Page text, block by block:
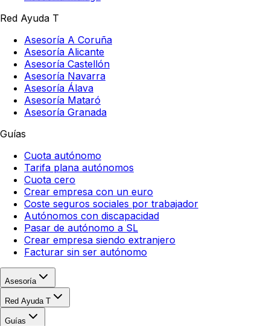
Red Ayuda T
Asesoría A Coruña
Asesoría Alicante
Asesoría Castellón
Asesoría Navarra
Asesoría Álava
Asesoría Mataró
Asesoría Granada
Guías
Cuota autónomo
Tarifa plana autónomos
Cuota cero
Crear empresa con un euro
Coste seguros sociales por trabajador
Autónomos con discapacidad
Pasar de autónomo a SL
Crear empresa siendo extranjero
Facturar sin ser autónomo
Asesoría
Red Ayuda T
Guías